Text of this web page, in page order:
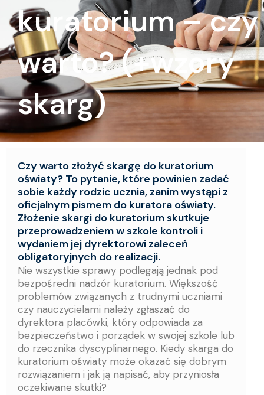
kuratorium – czy
warto? (+wzory
skarg)
Czy warto złożyć skargę do kuratorium
oświaty? To pytanie, które powinien zadać
sobie każdy rodzic ucznia, zanim wystąpi z
oficjalnym pismem do kuratora oświaty.
Złożenie skargi do kuratorium skutkuje
przeprowadzeniem w szkole kontroli i
wydaniem jej dyrektorowi zaleceń
obligatoryjnych do realizacji.
Nie wszystkie sprawy podlegają jednak pod
bezpośredni nadzór kuratorium. Większość
problemów związanych z trudnymi uczniami
czy nauczycielami należy zgłaszać do
dyrektora placówki, który odpowiada za
bezpieczeństwo i porządek w swojej szkole lub
do rzecznika dyscyplinarnego. Kiedy skarga do
kuratorium oświaty może okazać się dobrym
rozwiązaniem i jak ją napisać, aby przyniosła
oczekiwane skutki?